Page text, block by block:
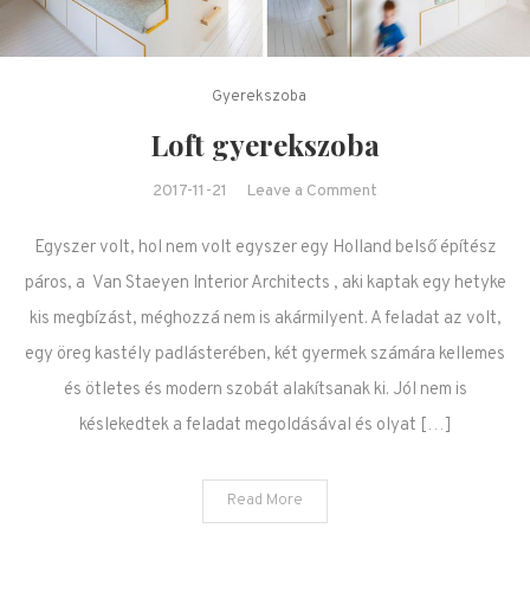
Gyerekszoba
Loft gyerekszoba
2017-11-21 Leave a Comment
Egyszer volt, hol nem volt egyszer egy Holland belső építész
páros, a Van Staeyen Interior Architects , aki kaptak egy hetyke
kis megbízást, méghozzá nem is akármilyent. A feladat az volt,
egy öreg kastély padlásterében, két gyermek számára kellemes
és ötletes és modern szobát alakítsanak ki. Jól nem is
késlekedtek a feladat megoldásával és olyat […]
Read More